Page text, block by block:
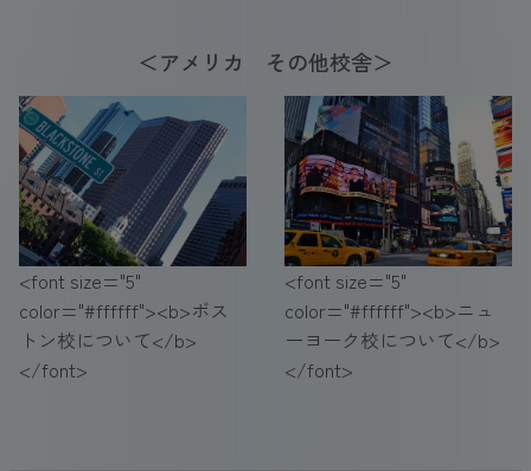
＜アメリカ その他校舎＞
<font size="5"
color="#ffffff"><b>ボス
トン校について</b>
</font>
<font size="5"
color="#ffffff"><b>ニュ
ーヨーク校について</b>
</font>